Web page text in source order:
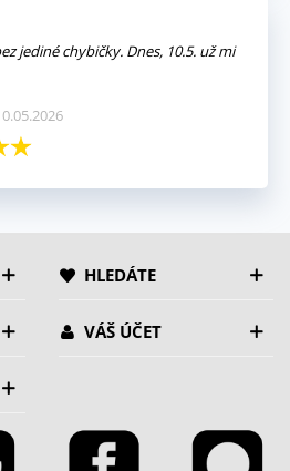
jediné chybičky. Dnes, 10.5. už mi
HLEDÁTE
VÁŠ ÚČET